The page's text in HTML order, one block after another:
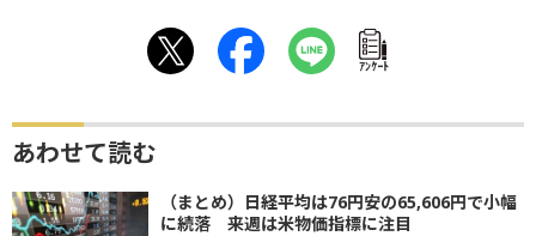
ｱﾝｹｰﾄ
あわせて読む
（まとめ）日経平均は76円安の65,606円で小幅
に続落 来週は米物価指標に注目